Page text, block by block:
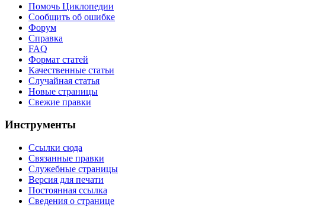
Помочь Циклопедии
Сообщить об ошибке
Форум
Справка
FAQ
Формат статей
Качественные статьи
Случайная статья
Новые страницы
Свежие правки
Инструменты
Ссылки сюда
Связанные правки
Служебные страницы
Версия для печати
Постоянная ссылка
Сведения о странице